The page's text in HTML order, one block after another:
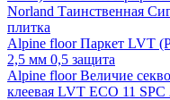
Norland Таинственная
плитка
Alpine floor Паркет LVT
2,5 мм 0,5 защита
Alpine floor Величие
клеевая LVT ECO 11